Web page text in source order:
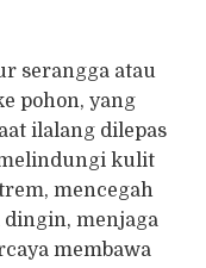
serangga atau
pohon, yang
ilalang dilepas
kulit
mencegah
menjaga
membawa